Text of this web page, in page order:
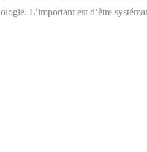
L’important est d’être